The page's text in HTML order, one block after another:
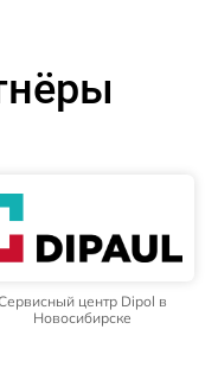
центр Dipol в
Новосибирске